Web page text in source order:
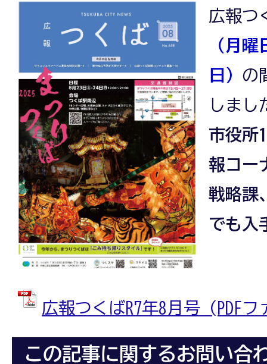
広報つ
（月
日） の
しまし
市役所
報コー
戦略課
でも入
広報つくばR7年8月号 (PDF
この記事に関するお問い合